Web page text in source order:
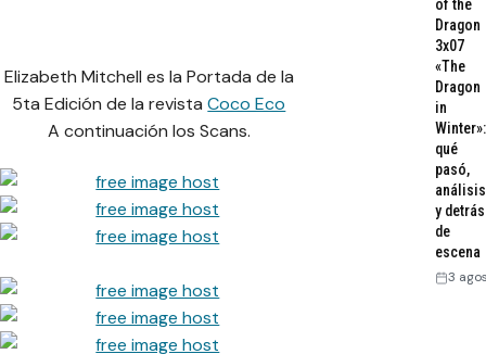
Elizabeth Mitchell es la Portada de la
5ta Edición de la revistaCoco Eco
A continuación los Scans.
of the
Dragon
3x07
«The
Dragon
in
Winter»:
qué
pasó,
análisis
y detrás
de
escena
3